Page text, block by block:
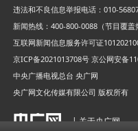
违法和不良信息举报电话：010-
新闻热线：400-800-0088（节目覆盖
互联网新闻信息服务许可证
京ICP备2021013708号 京公网安备
中央广播电视总台 央广网
央广网文化传媒有限公司 版权所有
| 关于央广网